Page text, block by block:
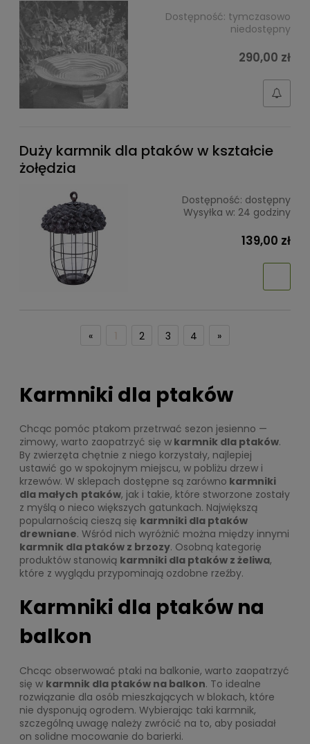
Dostępność: tymczasowo
niedostępny
290,00 zł
Duży karmnik dla ptaków w kształcie
żołędzia
Dostępność: dostępny
Wysyłka w: 24 godziny
139,00 zł
« 1 2 3 4 »
Karmniki dla ptaków
Chcąc pomóc ptakom przetrwać sezon jesienno —
zimowy, warto zaopatrzyć się w karmnik dla ptaków.
By zwierzęta chętnie z niego korzystały, najlepiej
ustawić go w spokojnym miejscu, w pobliżu drzew i
krzewów. W sklepach dostępne są zarówno karmniki
dla małych ptaków, jak i takie, które stworzone zostały
z myślą o nieco większych gatunkach. Największą
popularnością cieszą się karmniki dla ptaków
drewniane. Wśród nich wyróżnić można między innymi
karmnik dla ptaków z brzozy. Osobną kategorię
produktów stanowią karmniki dla ptaków z żeliwa,
które z wyglądu przypominają ozdobne rzeźby.
Karmniki dla ptaków na
balkon
Chcąc obserwować ptaki na balkonie, warto zaopatrzyć
się w karmnik dla ptaków na balkon. To idealne
rozwiązanie dla osób mieszkających w blokach, które
nie dysponują ogrodem. Wybierając taki karmnik,
szczególną uwagę należy zwrócić na to, aby posiadał
on solidne mocowanie do barierki.